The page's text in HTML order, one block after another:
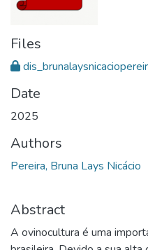
Files
Date
2025
Authors
Pereira, Bruna Lays Nicácio
Abstract
A ovinocultura é uma